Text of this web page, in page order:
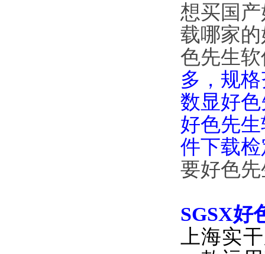
想买国产
载哪家的
色先生软
多， 规格
数显好色
好色先生
件下载检
要好色先
SGSX好
上海实